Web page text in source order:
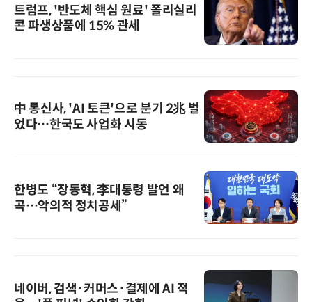
트럼프, '반도체 핵심 원료' 폴리실리
콘 파생상품에 15% 관세
中 통신사, 'AI 토큰'으로 분기 2兆 벌
었다…한국도 사업화 시동
한병도 “장동혁, 李대통령 발언 왜
곡…악의적 정치공세”
네이버, 검색·커머스·결제에 AI 적